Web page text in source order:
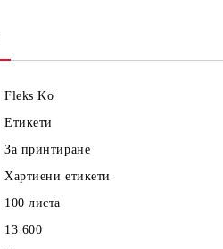
Fleks Ko
Етикети
За принтиране
Хартиени етикети
100 листа
13 600